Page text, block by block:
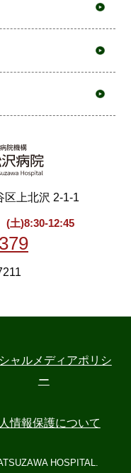
上北沢 2-1-1
土)8:30-12:45
ャルメディアポリシ
ー
情報保護について
HOSPITAL.